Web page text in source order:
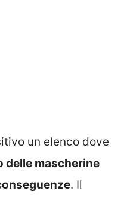
un elenco dove
delle mascherine
. Il